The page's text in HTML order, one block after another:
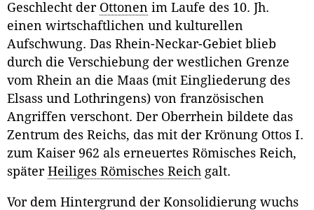
Geschlecht der Ottonen im Laufe des 10. Jh.
einen wirtschaftlichen und kulturellen
Aufschwung. Das Rhein-Neckar-Gebiet blieb
durch die Verschiebung der westlichen Grenze
vom Rhein an die Maas (mit Eingliederung des
Elsass und Lothringens) von französischen
Angriffen verschont. Der Oberrhein bildete das
Zentrum des Reichs, das mit der Krönung Ottos I.
zum Kaiser 962 als erneuertes Römisches Reich,
später Heiliges Römisches Reich galt.
Vor dem Hintergrund der Konsolidierung wuchs